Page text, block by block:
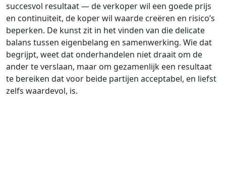
succesvol resultaat — de verkoper wil een goede prijs
en continuïteit, de koper wil waarde creëren en risico’s
beperken. De kunst zit in het vinden van die delicate
balans tussen eigenbelang en samenwerking. Wie dat
begrijpt, weet dat onderhandelen niet draait om de
ander te verslaan, maar om gezamenlijk een resultaat
te bereiken dat voor beide partijen acceptabel, en liefst
zelfs waardevol, is.